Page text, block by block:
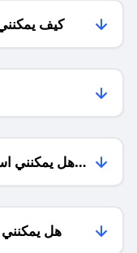
كيف
هل يمكنني
هل